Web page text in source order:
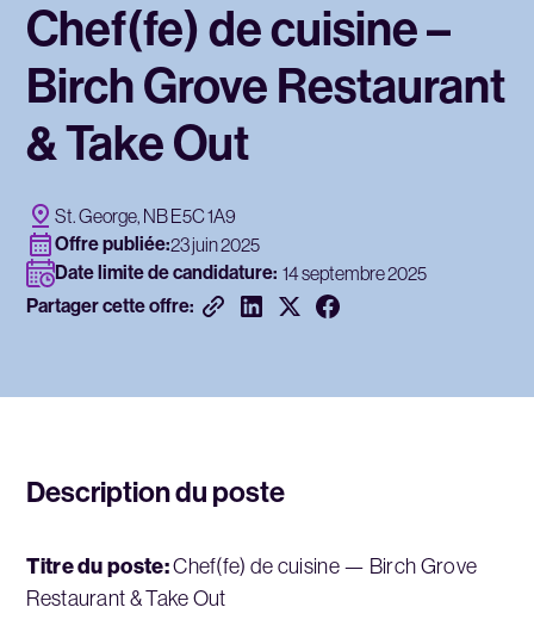
Chef(fe) de cuisine –
Birch Grove Restaurant
& Take Out
St. George, NB E5C 1A9
Offre publiée:23 juin 2025
Date limite de candidature: 14 septembre 2025
Partager cette offre:
Description du poste
Titre du poste:Chef(fe) de cuisine — Birch Grove
Restaurant & Take Out